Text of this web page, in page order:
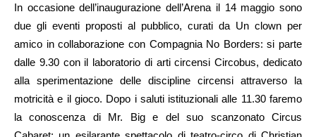
In occasione dell’inaugurazione dell’Arena il 14 maggio sono
due gli eventi proposti al pubblico, curati da Un clown per
amico in collaborazione con Compagnia No Borders: si parte
dalle 9.30 con il laboratorio di arti circensi Circobus, dedicato
alla sperimentazione delle discipline circensi attraverso la
motricità e il gioco. Dopo i saluti istituzionali alle 11.30 faremo
la conoscenza di Mr. Big e del suo scanzonato Circus